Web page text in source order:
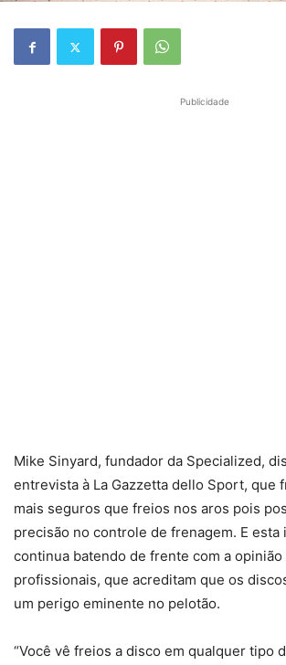
Publicidade
Mike Sinyard, fundador da Specialized,
entrevista à La Gazzetta dello Sport, que
mais seguros que freios nos aros pois
precisão no controle de frenagem. E esta
continua batendo de frente com a
profissionais, que acreditam que os
um perigo eminente no pelotão.
“Você vê freios a disco em qualquer tipo